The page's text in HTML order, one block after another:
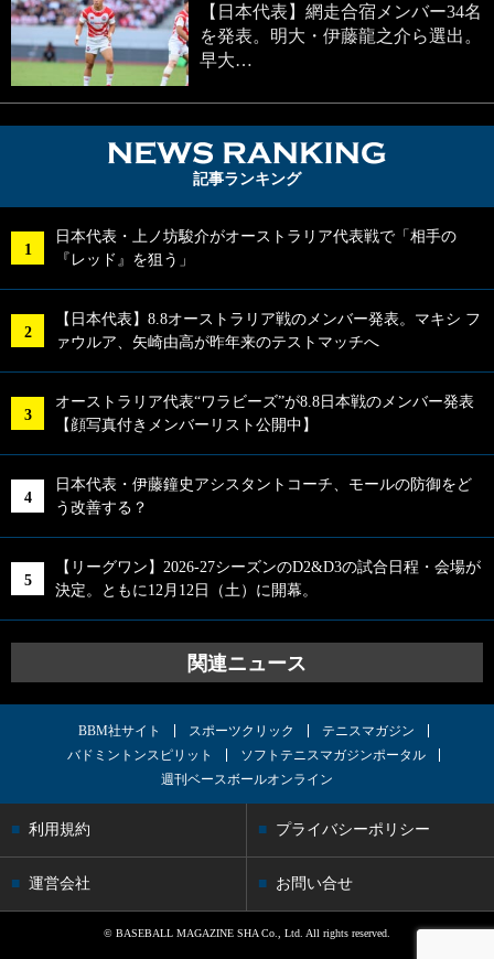
【日本代表】網走合宿メンバー34名
を発表。明大・伊藤龍之介ら選出。
早大…
記事ランキング
日本代表・上ノ坊駿介がオーストラリア代表戦で「相手の
『レッド』を狙う」
【日本代表】8.8オーストラリア戦のメンバー発表。マキシ フ
ァウルア、矢崎由高が昨年来のテストマッチへ
オーストラリア代表“ワラビーズ”が8.8日本戦のメンバー発表
【顔写真付きメンバーリスト公開中】
日本代表・伊藤鐘史アシスタントコーチ、モールの防御をど
う改善する？
【リーグワン】2026-27シーズンのD2&D3の試合日程・会場が
決定。ともに12月12日（土）に開幕。
関連ニュース
BBM社サイト スポーツクリック
テニスマガジン
バドミントンスピリット
ソフトテニスマガジンポータル
週刊ベースボールオンライン
利用規約 プライバシーポリシー
運営会社 お問い合せ
© BASEBALL MAGAZINE SHA Co., Ltd. All rights reserved.